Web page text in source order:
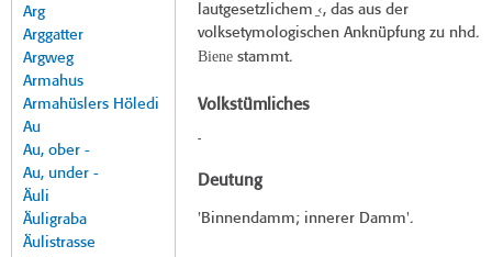
Arg
Arggatter
Argweg
Armahus
Armahüslers Höledi
Au
Au, ober -
Au, under -
Äuli
Äuligraba
Äulistrasse
lautgesetzlichem ̠‹, das aus der
volksetymologischen Anknüpfung zu nhd.
Bienestammt.
Volkstümliches
-
Deutung
'Binnendamm; innerer Damm'.